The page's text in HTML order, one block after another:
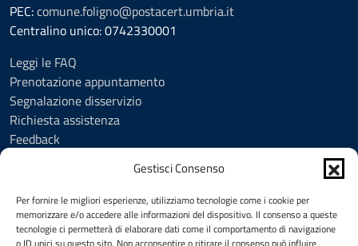
Gestisci Consenso
Per fornire le migliori esperienze, utilizziamo tecnologie come i cookie per
memorizzare e/o accedere alle informazioni del dispositivo. Il consenso a queste
tecnologie ci permetterà di elaborare dati come il comportamento di navigazione
PEC:comune.foligno@postacert.umbria.it
Centralino unico: 0742330001
Leggi le FAQ
Prenotazione appuntamento
Segnalazione disservizio
Richiesta assistenza
Feedback
Informativa privacy
Cookie Policy (UE)
Social Media Policy